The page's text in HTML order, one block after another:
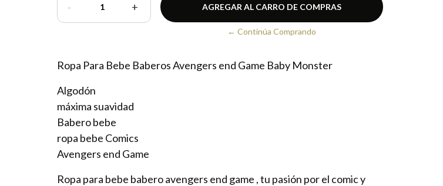
- +
← Continúa Comprando
Ropa Para Bebe Baberos Avengers end Game Baby Monster
Algodón
máxima suavidad
Babero bebe
ropa bebe Comics
Avengers end Game
Ropa para bebe babero avengers end game , tu pasión por el comic y